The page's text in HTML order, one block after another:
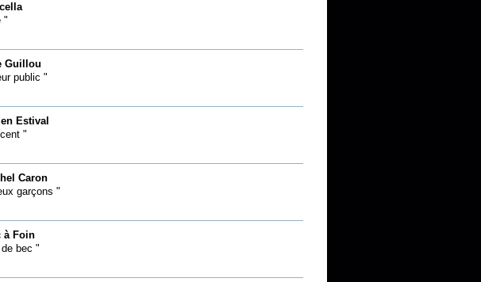
"
Guillou
public "
Estival
"
Caron
garçons "
à Foin
bec "